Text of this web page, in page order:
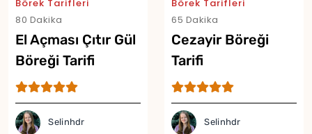
Börek Tarifleri
80 Dakika
El Açması Çıtır Gül
Böreği Tarifi
Selinhdr
Börek Tarifleri
65 Dakika
Cezayir Böreği
Tarifi
Selinhdr